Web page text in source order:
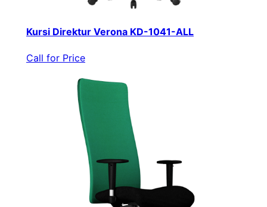
Kursi Direktur Verona KD-1041-ALL
Call for Price